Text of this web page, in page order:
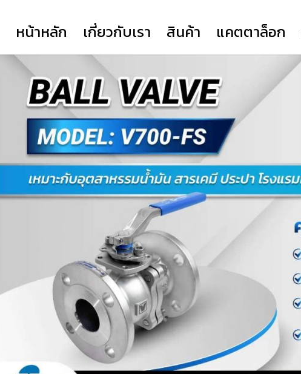
หน้าหลัก เกี่ยวกับเรา สินค้า
YORK
FLANGE (TSK)
VOCESTER
PRIME ACTUATOR
NEWAY
CLORIUS
IMI PLC
แคตตาล็อก
YORK SERIES HD
YORK SERIES EH